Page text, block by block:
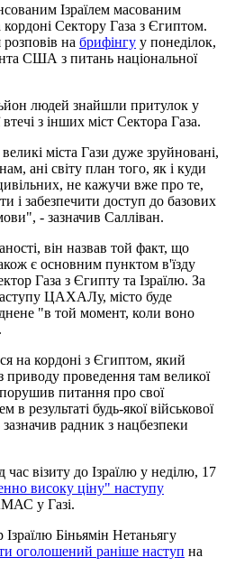
Ізраїлем масованим
Сектору Газа з Єгиптом.
на брифінгу у понеділок,
США з питань національної
людей знайшли притулок у
з інших міст Сектора Газа.
міста Гази дуже зруйновані,
ані світу план того, як і куди
не кажучи вже про те,
і забезпечити доступ до базових
- зазначив Салліван.
він назвав той факт, що
є основним пунктом в'їзду
Газа з Єгипту та Ізраїлю. За
ЦАХАЛу, місто буде
"в той момент, коли воно
на кордоні з Єгиптом, який
приводу проведення там великої
порушив питання про свої
в результаті будь-якої військової
радник з нацбезпеки
візиту до Ізраїлю у неділю, 17
високу ціну" наступу
у Газі.
Ізраїлю Біньямін Нетаньягу
оголошений раніше наступ на